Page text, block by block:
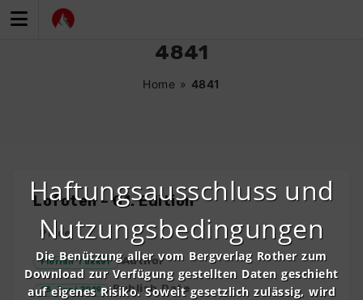
Inhalt
4841
Home » 4841
Lofoten – 01. Edition
Price
Florian Tukker Author
13. Juni 2019 Publish Date
Haftungsausschluss und
Nutzungsbedingungen
Die Benützung aller vom Bergverlag Rother zum
Download zur Verfügung gestellten Daten geschieht
auf eigenes Risiko. Soweit gesetzlich zulässig, wird